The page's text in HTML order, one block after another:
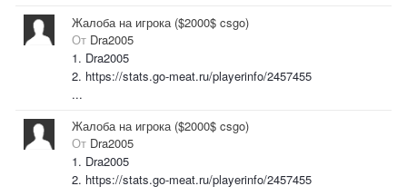
Жалоба на игрока ($2000$ csgo)
От Dra2005
1. Dra2005
2. https://stats.go-meat.ru/playerinfo/2457455
...
Жалоба на игрока ($2000$ csgo)
От Dra2005
1. Dra2005
2. https://stats.go-meat.ru/playerinfo/2457455